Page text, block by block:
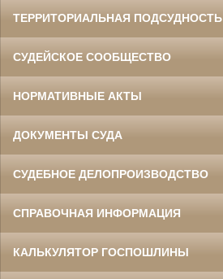
ТЕРРИТОРИАЛЬНАЯ ПОДСУДНОСТЬ
СУДЕЙСКОЕ СООБЩЕСТВО
НОРМАТИВНЫЕ АКТЫ
ДОКУМЕНТЫ СУДА
СУДЕБНОЕ ДЕЛОПРОИЗВОДСТВО
СПРАВОЧНАЯ ИНФОРМАЦИЯ
КАЛЬКУЛЯТОР ГОСПОШЛИНЫ